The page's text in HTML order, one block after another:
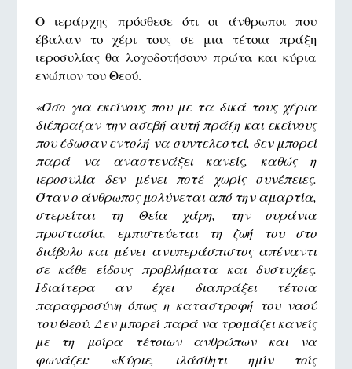
Ο ιεράρχης πρόσθεσε ότι οι άνθρωποι που
έβαλαν το χέρι τους σε μια τέτοια πράξη
ιεροσυλίας θα λογοδοτήσουν πρώτα και κύρια
ενώπιον του Θεού.
«Όσο για εκείνους που με τα δικά τους χέρια
διέπραξαν την ασεβή αυτή πράξη και εκείνους
που έδωσαν εντολή να συντελεστεί, δεν μπορεί
παρά να αναστενάξει κανείς, καθώς η
ιεροσυλία δεν μένει ποτέ χωρίς συνέπειες.
Όταν ο άνθρωπος μολύνεται από την αμαρτία,
στερείται τη Θεία χάρη, την ουράνια
προστασία, εμπιστεύεται τη ζωή του στο
διάβολο και μένει ανυπεράσπιστος απέναντι
σε κάθε είδους προβλήματα και δυστυχίες.
Ιδιαίτερα αν έχει διαπράξει τέτοια
παραφροσύνη όπως η καταστροφή του ναού
του Θεού. Δεν μπορεί παρά να τρομάζει κανείς
με τη μοίρα τέτοιων ανθρώπων και να
φωνάζει: «Κύριε, ιλάσθητι ημίν τοίς